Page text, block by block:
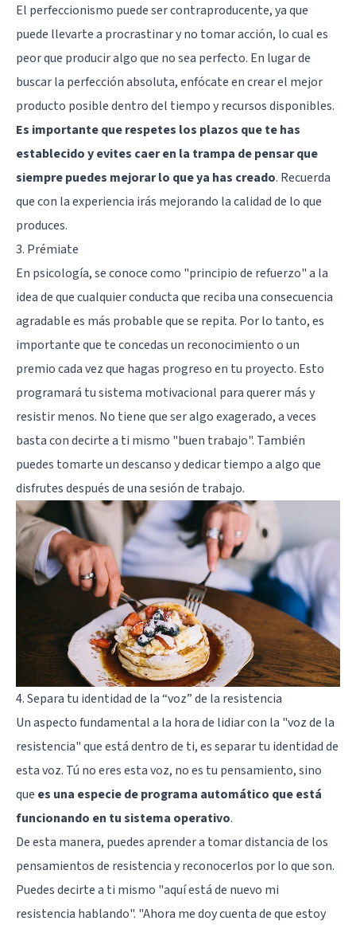
El perfeccionismo puede ser contraproducente, ya que
puede llevarte a procrastinar y no tomar acción, lo cual es
peor que producir algo que no sea perfecto. En lugar de
buscar la perfección absoluta, enfócate en crear el mejor
producto posible dentro del tiempo y recursos disponibles.
Es importante que respetes los plazos que te has
establecido y evites caer en la trampa de pensar que
siempre puedes mejorar lo que ya has creado. Recuerda
que con la experiencia irás mejorando la calidad de lo que
produces.
3. Prémiate
En psicología, se conoce como "principio de refuerzo" a la
idea de que cualquier conducta que reciba una consecuencia
agradable es más probable que se repita. Por lo tanto, es
importante que te concedas un reconocimiento o un
premio cada vez que hagas progreso en tu proyecto. Esto
programará tu sistema motivacional para querer más y
resistir menos. No tiene que ser algo exagerado, a veces
basta con decirte a ti mismo "buen trabajo". También
puedes tomarte un descanso y dedicar tiempo a algo que
disfrutes después de una sesión de trabajo.
4. Separa tu identidad de la “voz” de la resistencia
Un aspecto fundamental a la hora de lidiar con la "voz de la
resistencia" que está dentro de ti, es separar tu identidad de
esta voz. Tú no eres esta voz, no es tu pensamiento, sino
que es una especie de programa automático que está
funcionando en tu sistema operativo.
De esta manera, puedes aprender a tomar distancia de los
pensamientos de resistencia y reconocerlos por lo que son.
Puedes decirte a ti mismo "aquí está de nuevo mi
resistencia hablando". "Ahora me doy cuenta de que estoy